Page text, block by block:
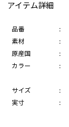
アイテム詳細
品番 :
素材
:
原産国
:
カラー
:
サイズ
:
実寸
: